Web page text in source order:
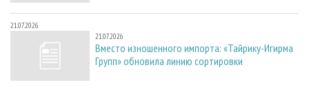
21.07.2026
21.07.2026
Вместо изношенного импорта: «Тайрику-Игирма
Групп» обновила линию сортировки